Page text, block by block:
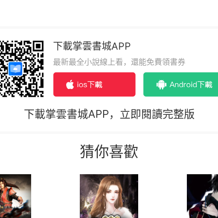
下載掌雲書城APP
最新最全小說線上看，還能免費領書券
下載掌雲書城APP，立即閱讀完整版
猜你喜歡